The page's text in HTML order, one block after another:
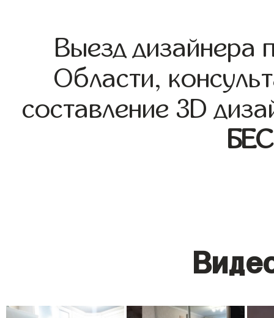
Выезд дизайнера
Области,
составление 3D